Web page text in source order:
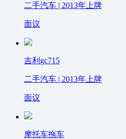
二手汽车 | 2013年上牌
面议
吉利gc715
二手汽车 | 2013年上牌
面议
摩托车拖车